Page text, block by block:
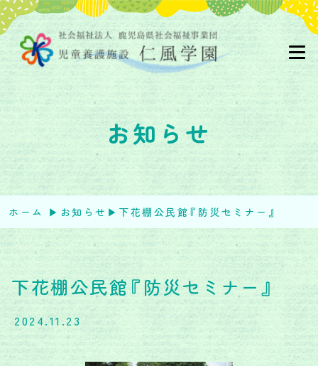
お知らせ
ホーム ▶︎ お知らせ ▶︎ 下花棚公民館『防災セミナー』
下花棚公民館『防災セミナー』
2024.11.23